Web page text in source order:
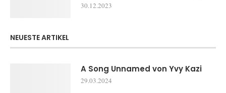
30.12.2023
NEUESTE ARTIKEL
A Song Unnamed von Yvy Kazi
29.03.2024